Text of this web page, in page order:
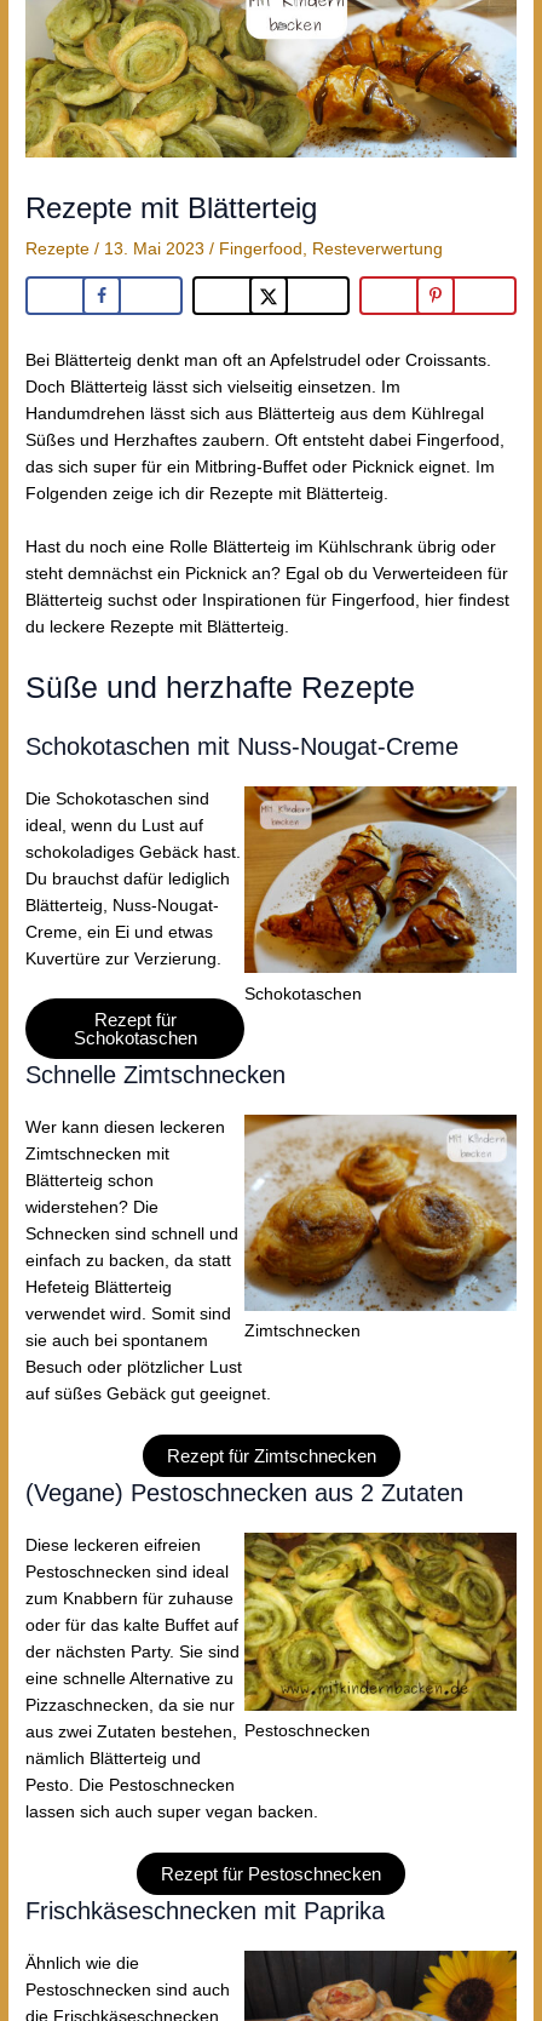
Rezepte mit Blätterteig
Rezepte / 13. Mai 2023/ Fingerfood Resteverwertung
Bei Blätterteig denkt man oft an Apfelstrudel oder Croissants.
Doch Blätterteig lässt sich vielseitig einsetzen. Im
Handumdrehen lässt sich aus Blätterteig aus dem Kühlregal
Süßes und Herzhaftes zaubern. Oft entsteht dabei Fingerfood,
das sich super für ein Mitbring-Buffet oder Picknick eignet. Im
Folgenden zeige ich dir Rezepte mit Blätterteig.
Hast du noch eine Rolle Blätterteig im Kühlschrank übrig oder
steht demnächst ein Picknick an? Egal ob du Verwerteideen für
Blätterteig suchst oder Inspirationen für Fingerfood, hier findest
du leckere Rezepte mit Blätterteig.
Süße und herzhafte Rezepte
Schokotaschen mit Nuss-Nougat-Creme
Schokotaschen
Die Schokotaschen sind
ideal, wenn du Lust auf
schokoladiges Gebäck hast.
Du brauchst dafür lediglich
Blätterteig, Nuss-Nougat-
Creme, ein Ei und etwas
Kuvertüre zur Verzierung.
Rezept für
Schokotaschen
Schnelle Zimtschnecken
Zimtschnecken
Wer kann diesen leckeren
Zimtschnecken mit
Blätterteig schon
widerstehen? Die
Schnecken sind schnell und
einfach zu backen, da statt
Hefeteig Blätterteig
verwendet wird. Somit sind
sie auch bei spontanem
Besuch oder plötzlicher Lust
auf süßes Gebäck gut geeignet.
Rezept für Zimtschnecken
(Vegane) Pestoschnecken aus 2 Zutaten
Pestoschnecken
Diese leckeren eifreien
Pestoschnecken sind ideal
zum Knabbern für zuhause
oder für das kalte Buffet auf
der nächsten Party. Sie sind
eine schnelle Alternative zu
Pizzaschnecken, da sie nur
aus zwei Zutaten bestehen,
nämlich Blätterteig und
Pesto. Die Pestoschnecken
lassen sich auch super vegan backen.
Rezept für Pestoschnecken
Frischkäseschnecken mit Paprika
Ähnlich wie die
Pestoschnecken sind auch
die Frischkäseschnecken